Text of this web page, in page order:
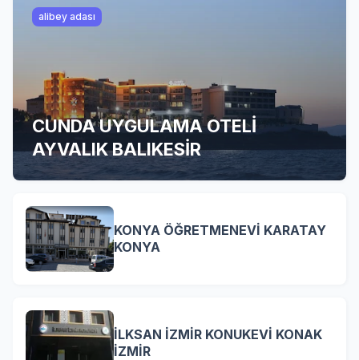
alibey adası
CUNDA UYGULAMA OTELİ
AYVALIK BALIKESİR
KONYA ÖĞRETMENEVİ KARATAY
KONYA
İLKSAN İZMİR KONUKEVİ KONAK
İZMİR